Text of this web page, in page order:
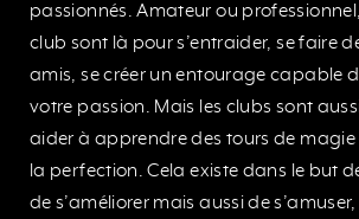
passionnés. Amateur ou
club sont là pour s’entraider, se faire
amis, se créer un entourage capable
votre passion. Mais les clubs sont
aider à apprendre des tours de magie
la perfection. Cela existe dans le but
de s’améliorer mais aussi de